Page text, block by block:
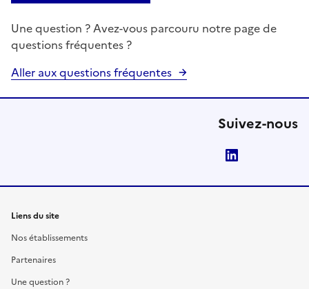
Une question ? Avez-vous parcouru notre page de
questions fréquentes ?
Aller aux questions fréquentes
Suivez-nous
Liens du site
Nos établissements
Partenaires
Une question ?